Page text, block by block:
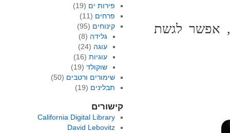
אפשר לגשת
פירות ים (19)
פרחים (11)
קינוחים (95)
גלידה (8)
עוגה (24)
עוגיות (16)
שוקולד (19)
שימורים ורטבים (50)
תבלינים (19)
קישורים
California Digital Library
David Lebovitz